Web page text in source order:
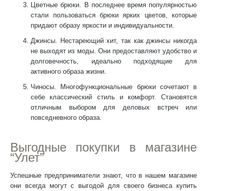
Цветные брюки. В последнее время популярностью
стали пользоваться брюки ярких цветов, которые
придают образу яркости и индивидуальности.
Джинсы. Нестареющий хит, так как джинсы никогда
не выходят из моды. Они предоставляют удобство и
долговечность, идеально подходящие для
активного образа жизни.
Чиносы. Многофункциональные брюки сочетают в
себе классический стиль и комфорт. Становятся
отличным выбором для деловых встреч или
повседневного образа.
Выгодные покупки в магазине
“Улет”
Успешные предприниматели знают, что в нашем магазине
они всегда могут с выгодой для своего бизнесакупить